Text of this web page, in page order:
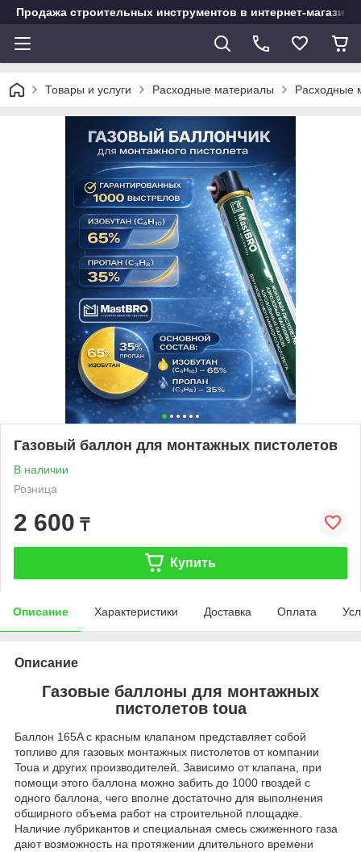
Продажа строительных инструментов в интернет-магазине
Товары и услуги Расходные материалы Расходные
Газовый баллон для монтажных пистолетов
В наличии
Розница
2 600 ₸
Купить
Описание Характеристики Доставка Оплата
Описание
Газовые баллоны для монтажных
пистолетов toua
Баллон 165A с красным клапаном представляет собой
топливо для газовых монтажных пистолетов от компании
Toua и других производителей. Зависимо от клапана, при
помощи этого баллона можно забить до 1000 гвоздей с
одного баллона, чего вполне достаточно для выполнения
обширного объема работ на строительной площадке.
Наличие лубрикантов и специальная смесь сжиженного газа
дают возможность на протяжении длительного времени